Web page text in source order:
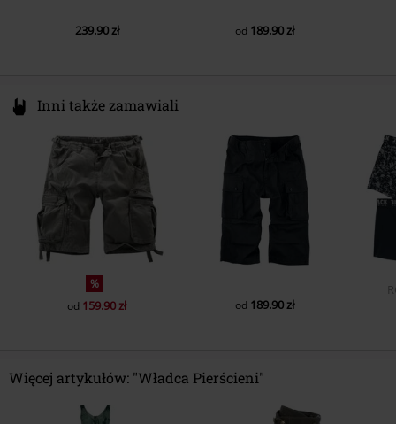
239.90 zł od 189.90 zł
Inni także zamawiali
%
od 159.90 zł od 189.90 zł
Więcej artykułów: "Władca Pierścieni"